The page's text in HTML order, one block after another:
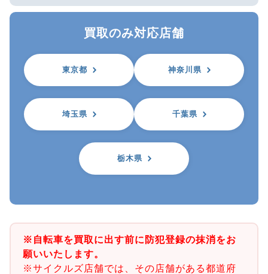
買取のみ対応店舗
東京都 神奈川県
埼玉県 千葉県
栃木県
※自転車を買取に出す前に防犯登録の抹消をお
願いいたします。
※サイクルズ店舗では、その店舗がある都道府